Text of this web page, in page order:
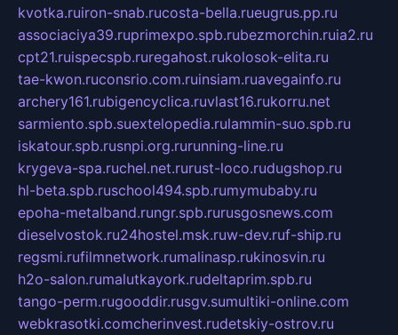
kvotka.ruiron-snab.rucosta-bella.rueugrus.pp.ru
associaciya39.ruprimexpo.spb.rubezmorchin.ruia2.ru
cpt21.ruispecspb.ruregahost.rukolosok-elita.ru
tae-kwon.ruconsrio.com.ruinsiam.ruavegainfo.ru
archery161.rubigencyclica.ruvlast16.rukorru.net
sarmiento.spb.suextelopedia.rulammin-suo.spb.ru
iskatour.spb.rusnpi.org.rurunning-line.ru
krygeva-spa.ruchel.net.rurust-loco.rudugshop.ru
hl-beta.spb.ruschool494.spb.rumymubaby.ru
epoha-metalband.rungr.spb.rurusgosnews.com
dieselvostok.ru24hostel.msk.ruw-dev.ruf-ship.ru
regsmi.rufilmnetwork.rumalinasp.rukinosvin.ru
h2o-salon.rumalutkayork.rudeltaprim.spb.ru
tango-perm.rugooddir.rusgv.sumultiki-online.com
webkrasotki.comcherinvest.rudetskiy-ostrov.ru